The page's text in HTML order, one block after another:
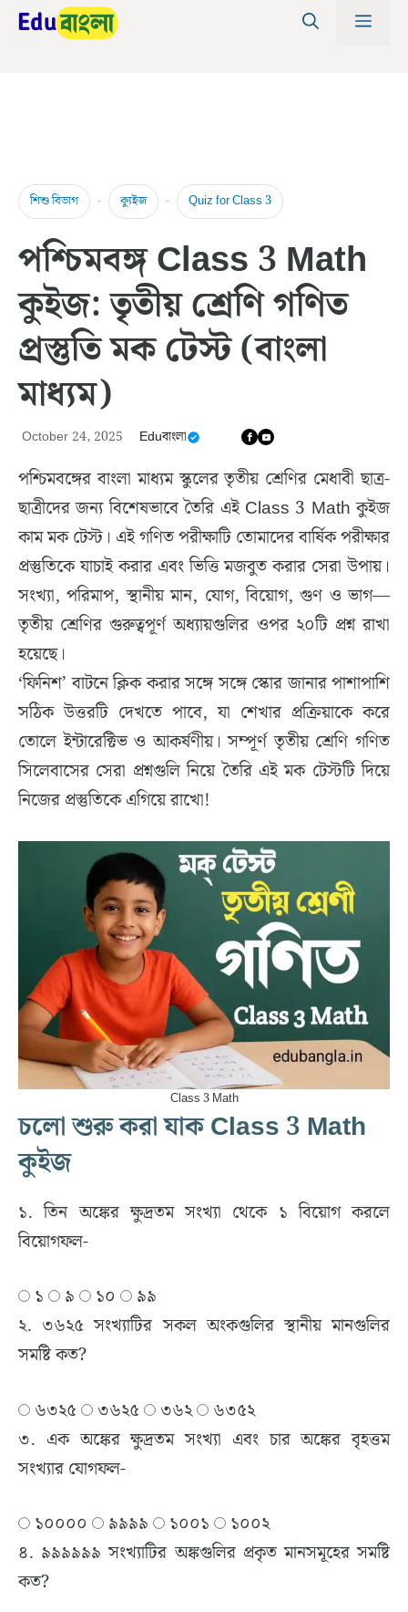
Skip
শিশু বিভাগ - ক্যুইজ - Quiz for Class 3
পশ্চিমবঙ্গ Class 3 Math
কুইজ: তৃতীয় শ্রেণি গণিত
প্রস্তুতি মক টেস্ট (বাংলা
মাধ্যম)
October 24, 2025 Eduবাংলা
পশ্চিমবঙ্গের বাংলা মাধ্যম স্কুলের তৃতীয় শ্রেণির মেধাবী ছাত্র-
ছাত্রীদের জন্য বিশেষভাবে তৈরি এই Class 3 Math কুইজ
কাম মক টেস্ট। এই গণিত পরীক্ষাটি তোমাদের বার্ষিক পরীক্ষার
প্রস্তুতিকে যাচাই করার এবং ভিত্তি মজবুত করার সেরা উপায়।
সংখ্যা, পরিমাপ, স্থানীয় মান, যোগ, বিয়োগ, গুণ ও ভাগ—
তৃতীয় শ্রেণির গুরুত্বপূর্ণ অধ্যায়গুলির ওপর ২০টি প্রশ্ন রাখা
হয়েছে।
‘ফিনিশ’ বাটনে ক্লিক করার সঙ্গে সঙ্গে স্কোর জানার পাশাপাশি
সঠিক উত্তরটি দেখতে পাবে, যা শেখার প্রক্রিয়াকে করে
তোলে ইন্টারেক্টিভ ও আকর্ষণীয়। সম্পূর্ণ তৃতীয় শ্রেণি গণিত
সিলেবাসের সেরা প্রশ্নগুলি নিয়ে তৈরি এই মক টেস্টটি দিয়ে
নিজের প্রস্তুতিকে এগিয়ে রাখো!
Class 3 Math
চলো শুরু করা যাক Class 3 Math
কুইজ
১. তিন অঙ্কের ক্ষুদ্রতম সংখ্যা থেকে ১ বিয়োগ করলে
বিয়োগফল-
১
৯ ১০
৯৯
২. ৩৬২৫ সংখ্যাটির সকল অংকগুলির স্থানীয় মানগুলির
সমষ্টি কত?
৬৩২৫
৩৬২৫ ৩৬২
৬৩৫২
৩. এক অঙ্কের ক্ষুদ্রতম সংখ্যা এবং চার অঙ্কের বৃহত্তম
সংখ্যার যোগফল-
১০০০০
৯৯৯৯ ১০০১
১০০২
৪. ৯৯৯৯৯৯ সংখ্যাটির অঙ্কগুলির প্রকৃত মানসমূহের সমষ্টি
কত?